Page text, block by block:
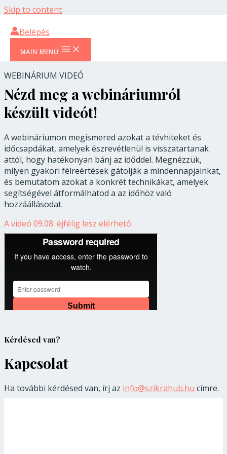
Skip to content
Belépés
MAIN MENU
„Nincs elég időm!” –
Tévhitek és időcsapdák
WEBINÁRIUM VIDEÓ
Nézd meg a webináriumról
készült videót!
A webináriumon megismered azokat a tévhiteket és
időcsapdákat, amelyek észrevétlenül is visszatartanak
attól, hogy hatékonyan bánj az időddel. Megnézzük,
milyen gyakori félreértések gátolják a mindennapjainkat,
és bemutatom azokat a konkrét technikákat, amelyek
segítségével átformálhatod a az időhöz való
hozzáállásodat.
A videó 09.08. éjfélig lesz elérhető.
Kérdésed van?
Kapcsolat
Ha további kérdésed van, írj az info@szikrahub.hu címre.